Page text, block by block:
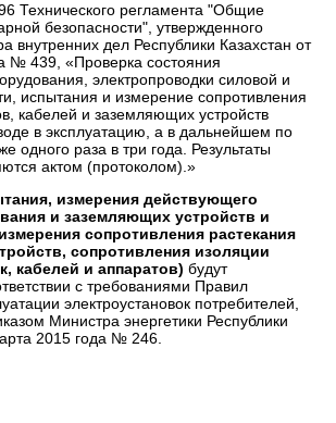
Технического регламента "Общие
безопасности", утвержденного
внутренних дел Республики Казахстан от
№ 439, «Проверка состояния
электропроводки силовой и
испытания и измерение сопротивления
кабелей и заземляющих устройств
в эксплуатацию, а в дальнейшем по
одного раза в три года. Результаты
актом (протоколом).»
измерения действующего
и заземляющих устройств и
сопротивления растекания
сопротивления изоляции
кабелей и аппаратов) будут
с требованиями Правил
электроустановок потребителей,
Министра энергетики Республики
2015 года № 246.